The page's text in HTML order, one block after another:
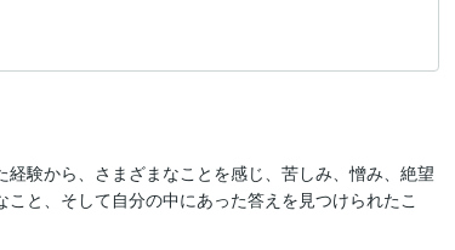
験から、さまざまなことを感じ、苦しみ、憎み、絶望
と、そして自分の中にあった答えを見つけられたこ